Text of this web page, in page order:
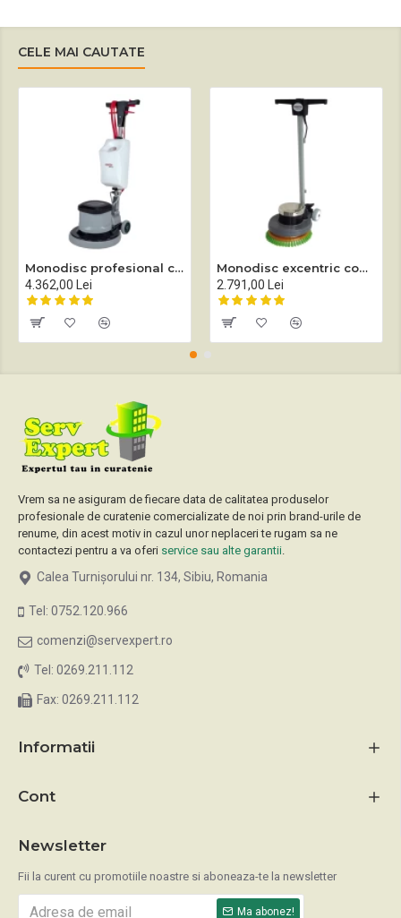
CELE MAI CAUTATE
Monodisc profesional complet echipat Sprintus EM 17 EVO
4.362,00 Lei
Monodisc excentric complet echipat Sprintus EEM 13R
2.791,00 Lei
Vrem sa ne asiguram de fiecare data de calitatea produselor
profesionale de curatenie comercializate de noi prin brand-urile de
renume, din acest motiv in cazul unor neplaceri te rugam sa ne
contactezi pentru a va oferi service sau alte garantii.
Calea Turnișorului nr. 134, Sibiu, Romania
Tel: 0752.120.966
comenzi@servexpert.ro
Tel: 0269.211.112
Fax: 0269.211.112
Informatii
Cont
Newsletter
Fii la curent cu promotiile noastre si aboneaza-te la newsletter
Ma abonez!